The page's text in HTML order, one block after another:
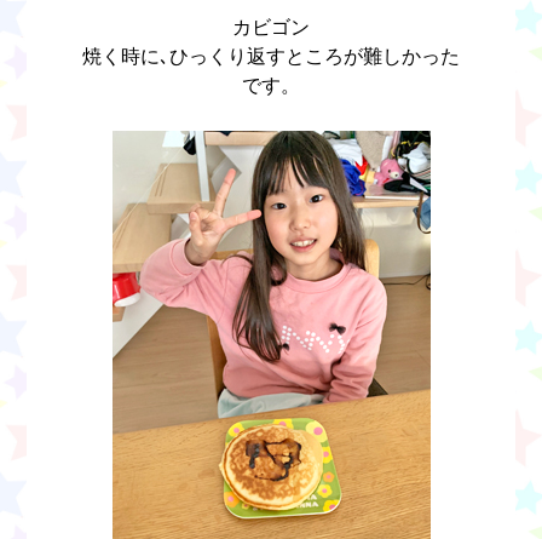
カビゴン
焼く時に､ひっくり返すところが難しかった
です。